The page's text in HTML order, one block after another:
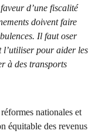
d’une fiscalité
doivent faire
Il faut oser
l’utiliser pour aider les
à des transports
nationales et
équitable des revenus